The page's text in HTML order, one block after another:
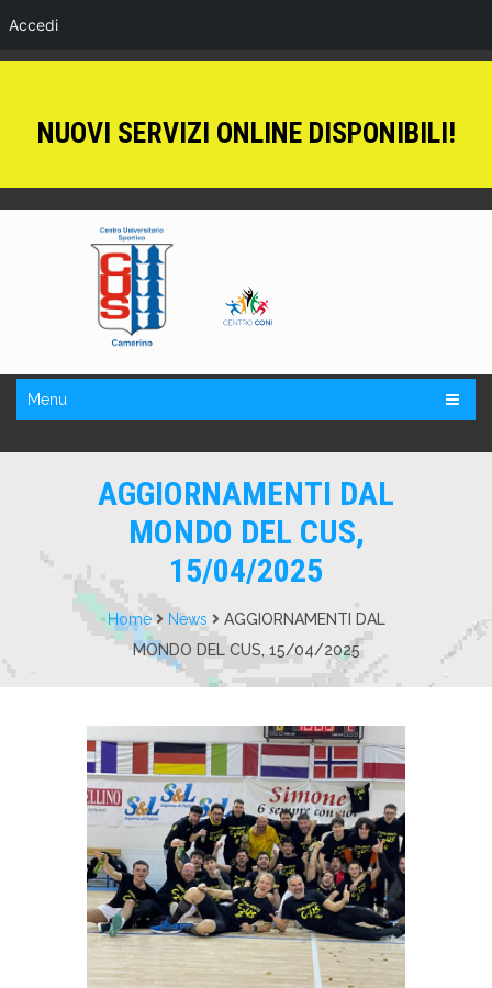
Accedi
NUOVI SERVIZI ONLINE DISPONIBILI!
Menu
AGGIORNAMENTI DAL
MONDO DEL CUS,
15/04/2025
Home News
AGGIORNAMENTI DAL
MONDO DEL CUS, 15/04/2025